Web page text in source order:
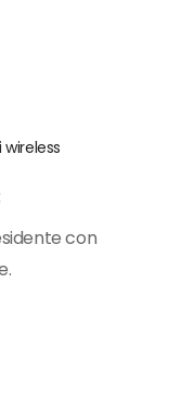
con